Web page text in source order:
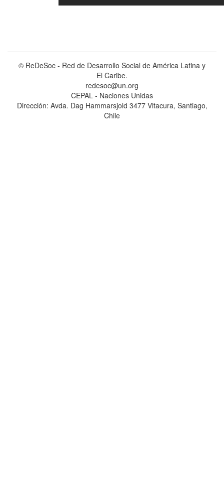
© ReDeSoc - Red de Desarrollo Social de América Latina y
El Caribe.
redesoc@un.org
CEPAL - Naciones Unidas
Dirección: Avda. Dag Hammarsjold 3477 Vitacura, Santiago,
Chile